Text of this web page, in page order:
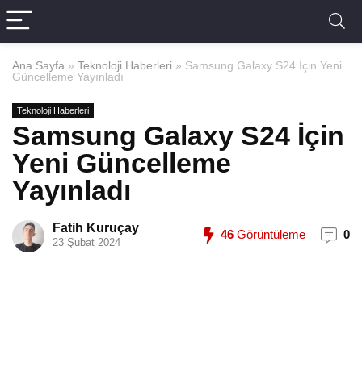
Ana Sayfa » Teknoloji Haberleri » Samsung Galaxy S24 İçin Yeni
Güncelleme Yayınladı
Teknoloji Haberleri
Samsung Galaxy S24 İçin
Yeni Güncelleme
Yayınladı
Fatih Kuruçay
23 Şubat 2024
46 Görüntüleme 0